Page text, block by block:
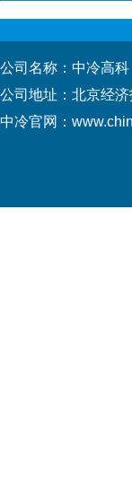
公司名称：中冷高
公司地址：北京经
中冷官网：